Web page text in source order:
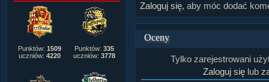
Punktów: 1509
uczniów: 4220
Punktów: 335
uczniów: 3778
Zaloguj się, aby móc dodać
Oceny
Tylko zarejestrowani
Zaloguj się lub